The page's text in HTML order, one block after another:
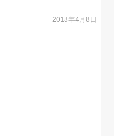
2018年4月8日